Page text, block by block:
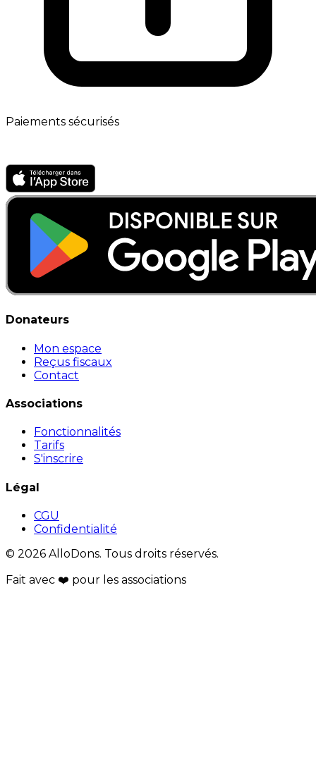
Paiements sécurisés
Donateurs
Mon espace
Reçus fiscaux
Contact
Associations
Fonctionnalités
Tarifs
S'inscrire
Légal
CGU
Confidentialité
© 2026 AlloDons. Tous droits réservés.
Fait avec ❤️ pour les associations